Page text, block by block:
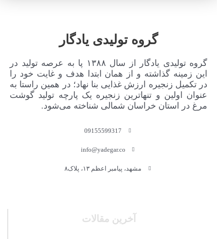
گروه تولیدی یادگار
گروه تولیدی یادگار از سال ۱۳۸۸ پا به عرصه تولید در
این زمینه گذاشته و از همان ابتدا هدف و غایت خود را
در تکمیل زنجیره ارزش غذایی بنا نهاد؛ در همین راستا به
عنوان اولین و تنهاترین زنجیره یک پارچه تولید گوشت
مرغ در استان خراسان شمالی شناخته می‌شود.
09155599317
info@yadegar.co
مشهد، پیامبر اعظم ۱۳، پلاک۸
آخرین مقالات